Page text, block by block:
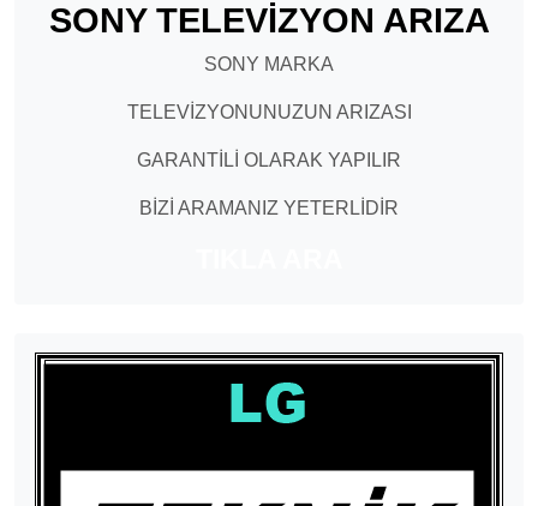
SONY TELEVİZYON ARIZA
SONY MARKA
TELEVİZYONUNUZUN ARIZASI
GARANTİLİ OLARAK YAPILIR
BİZİ ARAMANIZ YETERLİDİR